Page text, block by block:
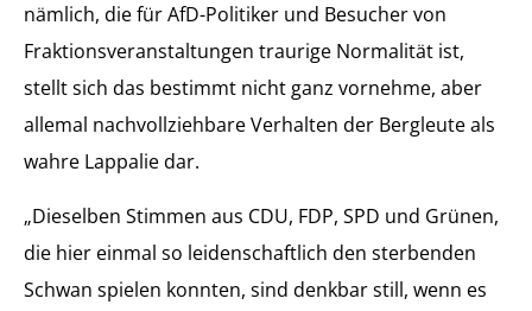
nämlich, die für AfD-Politiker und Besucher von
Fraktionsveranstaltungen traurige Normalität ist,
stellt sich das bestimmt nicht ganz vornehme, aber
allemal nachvollziehbare Verhalten der Bergleute als
wahre Lappalie dar.
„Dieselben Stimmen aus CDU, FDP, SPD und Grünen,
die hier einmal so leidenschaftlich den sterbenden
Schwan spielen konnten, sind denkbar still, wenn es